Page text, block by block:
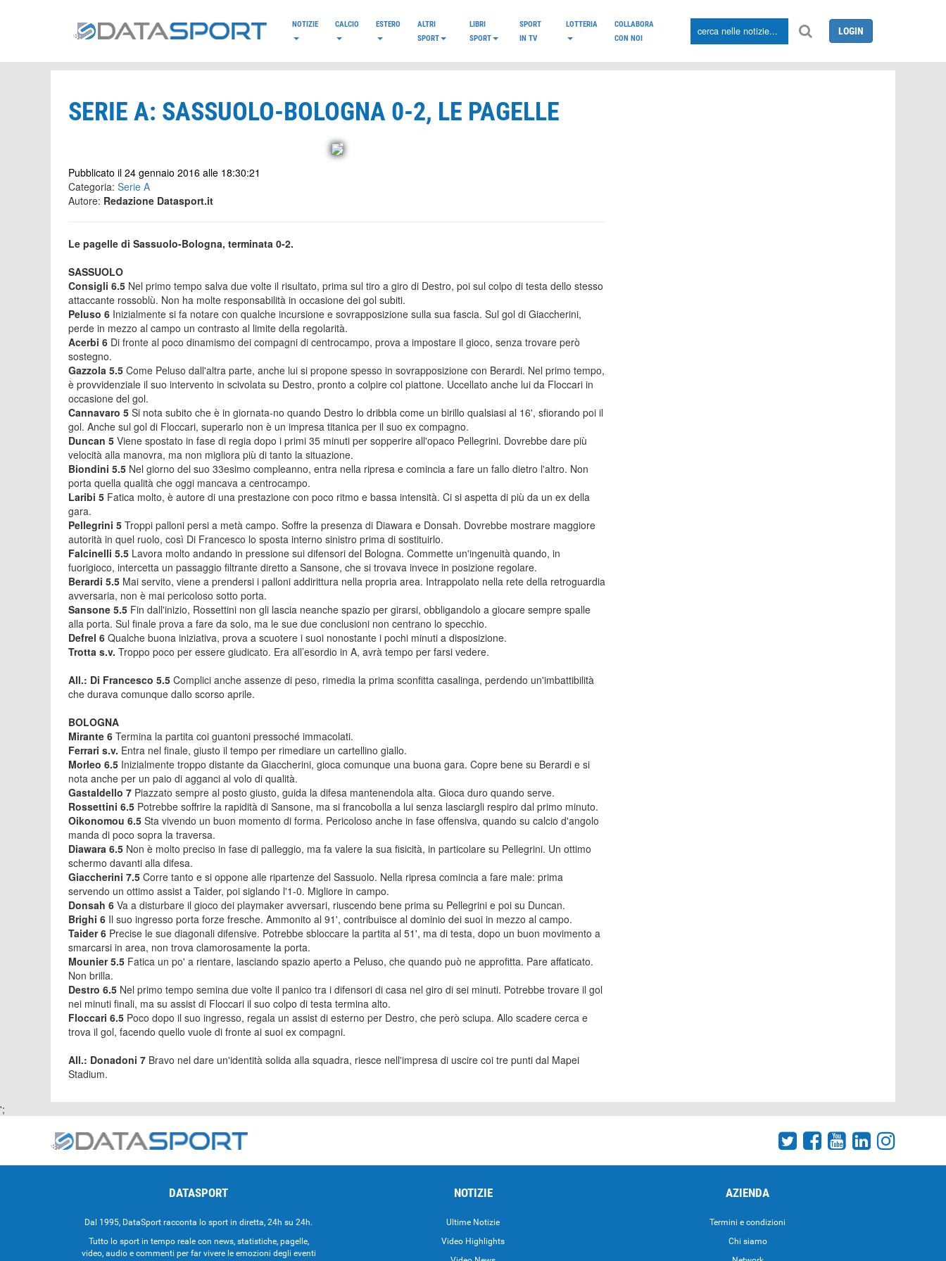
NOTIZIE CALCIO ESTERO
ALTRI
SPORT
LIBRI
SPORT
SPORT
IN TV
LOTTERIA
COLLABORA
CON NOI
LOGIN
SERIE A: SASSUOLO-BOLOGNA 0-2, LE PAGELLE
Pubblicato il 24 gennaio 2016 alle 18:30:21
Categoria: Serie A
Autore: Redazione Datasport.it
Le pagelle di Sassuolo-Bologna, terminata 0-2.
SASSUOLO
Consigli 6.5 Nel primo tempo salva due volte il risultato, prima sul tiro a giro di Destro, poi sul colpo di testa dello stesso
attaccante rossoblù. Non ha molte responsabilità in occasione dei gol subiti.
Peluso 6 Inizialmente si fa notare con qualche incursione e sovrapposizione sulla sua fascia. Sul gol di Giaccherini,
perde in mezzo al campo un contrasto al limite della regolarità.
Acerbi 6 Di fronte al poco dinamismo dei compagni di centrocampo, prova a impostare il gioco, senza trovare però
sostegno.
Gazzola 5.5 Come Peluso dall'altra parte, anche lui si propone spesso in sovrapposizione con Berardi. Nel primo tempo,
è provvidenziale il suo intervento in scivolata su Destro, pronto a colpire col piattone. Uccellato anche lui da Floccari in
occasione del gol.
Cannavaro 5 Si nota subito che è in giornata-no quando Destro lo dribbla come un birillo qualsiasi al 16', sfiorando poi il
gol. Anche sul gol di Floccari, superarlo non è un impresa titanica per il suo ex compagno.
Duncan 5 Viene spostato in fase di regia dopo i primi 35 minuti per sopperire all'opaco Pellegrini. Dovrebbe dare più
velocità alla manovra, ma non migliora più di tanto la situazione.
Biondini 5.5 Nel giorno del suo 33esimo compleanno, entra nella ripresa e comincia a fare un fallo dietro l'altro. Non
porta quella qualità che oggi mancava a centrocampo.
Laribi 5 Fatica molto, è autore di una prestazione con poco ritmo e bassa intensità. Ci si aspetta di più da un ex della
gara.
Pellegrini 5 Troppi palloni persi a metà campo. Soffre la presenza di Diawara e Donsah. Dovrebbe mostrare maggiore
autorità in quel ruolo, così Di Francesco lo sposta interno sinistro prima di sostituirlo.
Falcinelli 5.5 Lavora molto andando in pressione sui difensori del Bologna. Commette un'ingenuità quando, in
fuorigioco, intercetta un passaggio filtrante diretto a Sansone, che si trovava invece in posizione regolare.
Berardi 5.5 Mai servito, viene a prendersi i palloni addirittura nella propria area. Intrappolato nella rete della retroguardia
avversaria, non è mai pericoloso sotto porta.
Sansone 5.5 Fin dall'inizio, Rossettini non gli lascia neanche spazio per girarsi, obbligandolo a giocare sempre spalle
alla porta. Sul finale prova a fare da solo, ma le sue due conclusioni non centrano lo specchio.
Defrel 6 Qualche buona iniziativa, prova a scuotere i suoi nonostante i pochi minuti a disposizione.
Trotta s.v. Troppo poco per essere giudicato. Era all’esordio in A, avrà tempo per farsi vedere.
All.: Di Francesco 5.5 Complici anche assenze di peso, rimedia la prima sconfitta casalinga, perdendo un'imbattibilità
che durava comunque dallo scorso aprile.
BOLOGNA
Mirante 6 Termina la partita coi guantoni pressoché immacolati.
Ferrari s.v. Entra nel finale, giusto il tempo per rimediare un cartellino giallo.
Morleo 6.5 Inizialmente troppo distante da Giaccherini, gioca comunque una buona gara. Copre bene su Berardi e si
nota anche per un paio di agganci al volo di qualità.
Gastaldello 7 Piazzato sempre al posto giusto, guida la difesa mantenendola alta. Gioca duro quando serve.
Rossettini 6.5 Potrebbe soffrire la rapidità di Sansone, ma si francobolla a lui senza lasciargli respiro dal primo minuto.
Oikonomou 6.5 Sta vivendo un buon momento di forma. Pericoloso anche in fase offensiva, quando su calcio d'angolo
manda di poco sopra la traversa.
Diawara 6.5 Non è molto preciso in fase di palleggio, ma fa valere la sua fisicità, in particolare su Pellegrini. Un ottimo
schermo davanti alla difesa.
Giaccherini 7.5 Corre tanto e si oppone alle ripartenze del Sassuolo. Nella ripresa comincia a fare male: prima
servendo un ottimo assist a Taider, poi siglando l'1-0. Migliore in campo.
Donsah 6 Va a disturbare il gioco dei playmaker avversari, riuscendo bene prima su Pellegrini e poi su Duncan.
Brighi 6 Il suo ingresso porta forze fresche. Ammonito al 91', contribuisce al dominio dei suoi in mezzo al campo.
Taider 6 Precise le sue diagonali difensive. Potrebbe sbloccare la partita al 51', ma di testa, dopo un buon movimento a
smarcarsi in area, non trova clamorosamente la porta.
Mounier 5.5 Fatica un po' a rientare, lasciando spazio aperto a Peluso, che quando può ne approfitta. Pare affaticato.
Non brilla.
Destro 6.5 Nel primo tempo semina due volte il panico tra i difensori di casa nel giro di sei minuti. Potrebbe trovare il gol
nei minuti finali, ma su assist di Floccari il suo colpo di testa termina alto.
Floccari 6.5 Poco dopo il suo ingresso, regala un assist di esterno per Destro, che però sciupa. Allo scadere cerca e
trova il gol, facendo quello vuole di fronte ai suoi ex compagni.
All.: Donadoni 7 Bravo nel dare un'identità solida alla squadra, riesce nell'impresa di uscire coi tre punti dal Mapei
Stadium.
';
DATASPORT
Dal 1995, DataSport racconta lo sport in diretta, 24h su 24h.
Tutto lo sport in tempo reale con news, statistiche, pagelle,
video, audio e commenti per far vivere le emozioni degli eventi
NOTIZIE
Ultime Notizie
Video Highlights
AZIENDA
Termini e condizioni
Chi siamo